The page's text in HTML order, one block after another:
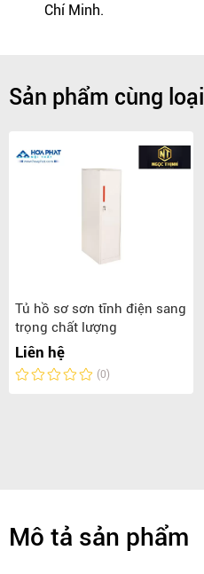
Chí Minh.
Sản phẩm cùng loại
Tủ hồ sơ sơn tĩnh điện sang
trọng chất lượng
Liên hệ
(0)
Mô tả sản phẩm